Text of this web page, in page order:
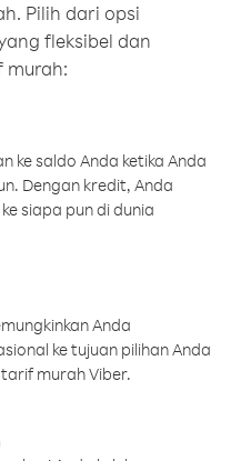
Pilih dari opsi
fleksibel dan
murah:
ke saldo Anda ketika Anda
Dengan kredit, Anda
siapa pun di dunia
Anda
ke tujuan pilihan Anda
murah Viber.